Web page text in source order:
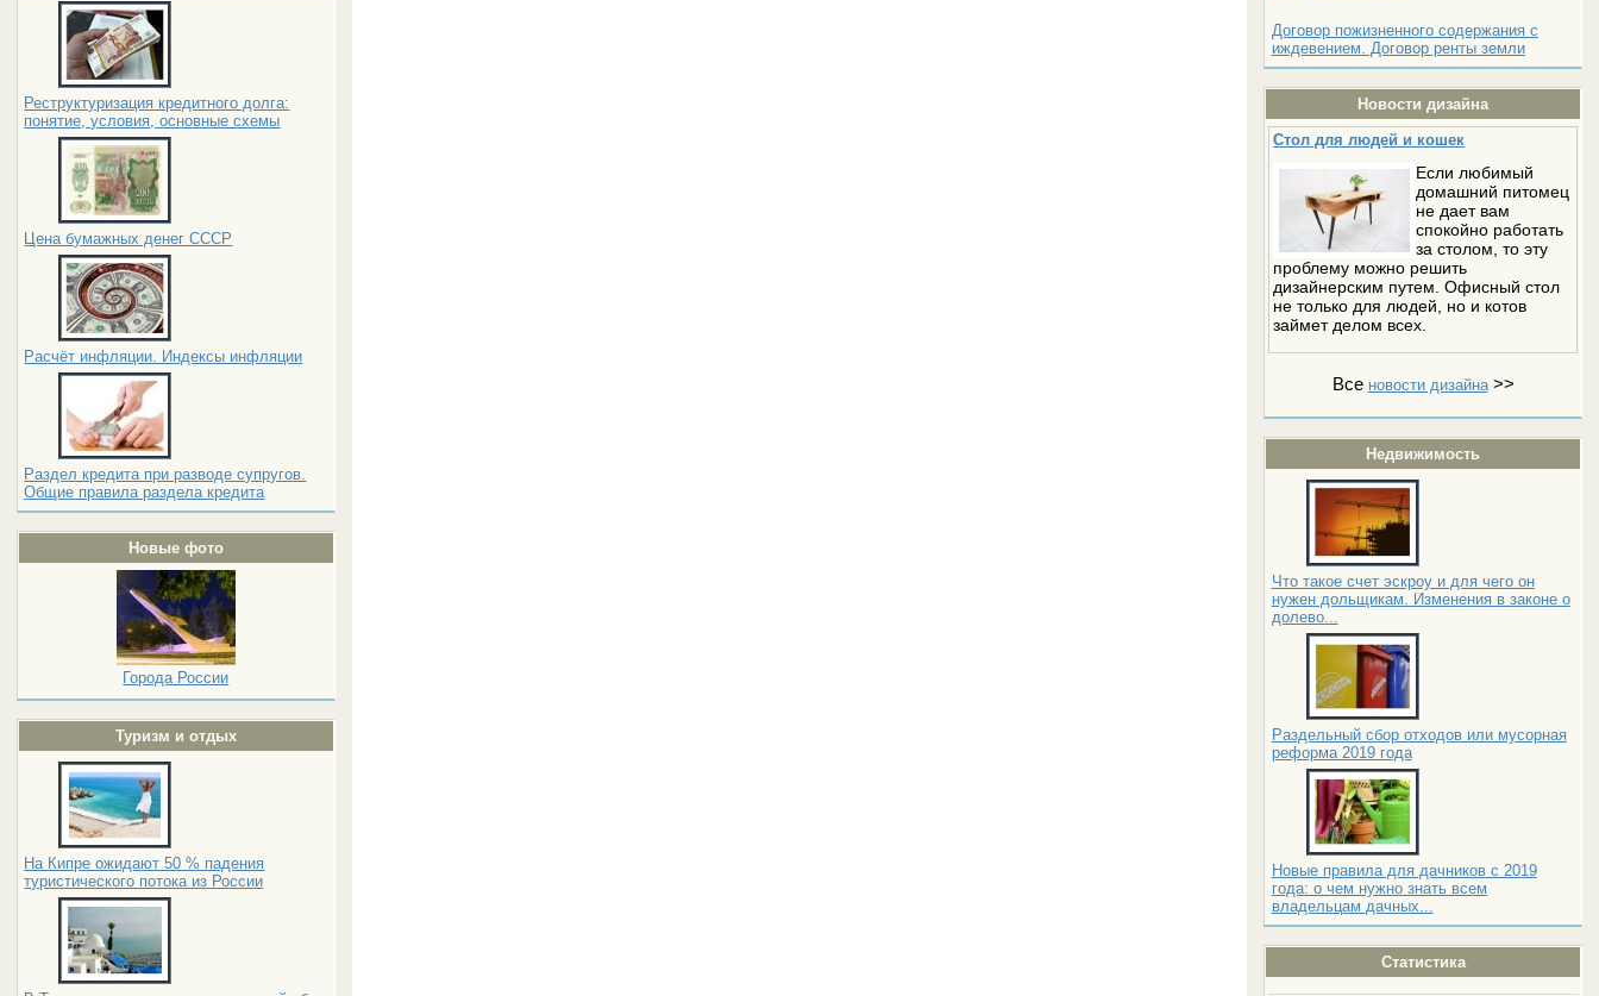
Реструктуризация кредитного долга:
понятие, условия, основные схемы
Цена бумажных денег СССР
Расчёт инфляции. Индексы инфляции
Раздел кредита при разводе супругов.
Общие правила раздела кредита
Новые фото
Города России
Туризм и отдых
На Кипре ожидают 50 % падения
туристического потока из России
Договор пожизненного содержания с
иждевением. Договор ренты земли
Новости дизайна
Стол для людей и кошек
Если любимый
домашний питомец
не дает вам
спокойно работать
за столом, то эту
проблему можно решить
дизайнерским путем. Офисный стол
не только для людей, но и котов
займет делом всех.
Все новости дизайна>>
Недвижимость
Что такое счет эскроу и для чего он
нужен дольщикам. Изменения в законе о
долево...
Раздельный сбор отходов или мусорная
реформа 2019 года
Новые правила для дачников с 2019
года: о чем нужно знать всем
владельцам дачных...
Статистика